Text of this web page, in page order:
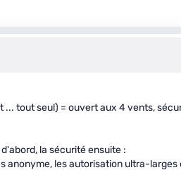
tout seul) = ouvert aux 4 vents,
la sécurité ensuite :
anonyme, les autorisation ultra-larges